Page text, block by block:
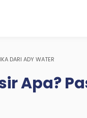
DARI ADY WATER
Apa?